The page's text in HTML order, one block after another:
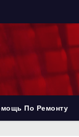
По Ремонту